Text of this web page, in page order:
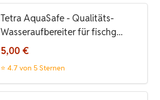
Tetra AquaSafe - Qualitäts-
Wasseraufbereiter für fischg...
5,00 €
⭐ 4.7 von 5 Sternen